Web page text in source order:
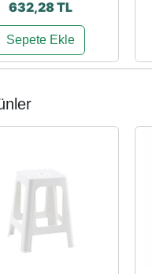
632,28 TL
Sepete Ekle